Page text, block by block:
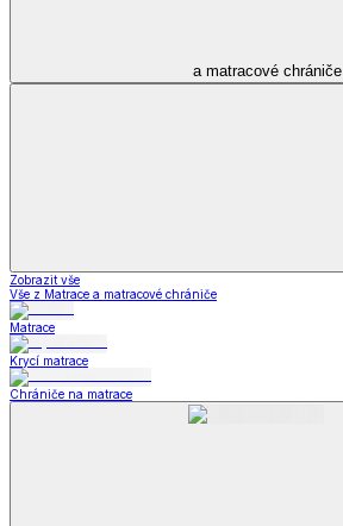
a matracové chrániče
Zobrazit vše
Vše z Matrace a matracové chrániče
Matrace
Krycí matrace
Chrániče na matrace